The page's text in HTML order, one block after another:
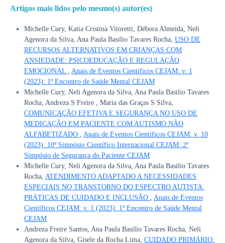
Artigos mais lidos pelo mesmo(s) autor(es)
Michelle Cury, Katia Cristina Vitoretti, Débora Almeida, Neli
Agenora da Silva, Ana Paula Basilio Tavares Rocha, USO DE
RECURSOS ALTERNATIVOS EM CRIANÇAS COM
ANSIEDADE: PSICOEDUCAÇÃO E REGULAÇÃO
EMOCIONAL
Anais de Eventos Científicos CEJAM: v. 1
(2023): 1º Encontro de Saúde Mental CEJAM
Michelle Cury, Neli Agenora da Silva, Ana Paula Basilio Tavares
Rocha, Andreza S Freire , Maria das Graças S Silva,
COMUNICAÇÃO EFETIVA E SEGURANÇA NO USO DE
MEDICAÇÃO EM PACIENTE COM AUTISMO NÃO
ALFABETIZADO
Anais de Eventos Científicos CEJAM: v. 10
(2023): 10º Simpósio Científico Internacional CEJAM: 2º
Simpósio de Segurança do Paciente CEJAM
Michelle Cury, Neli Agenora da Silva, Ana Paula Basilio Tavares
Rocha, ATENDIMENTO ADAPTADO A NECESSIDADES
ESPECIAIS NO TRANSTORNO DO ESPECTRO AUTISTA:
PRÁTICAS DE CUIDADO E INCLUSÃO
Anais de Eventos
Científicos CEJAM: v. 1 (2023): 1º Encontro de Saúde Mental
CEJAM
Andreza Freire Santos, Ana Paula Basilio Tavares Rocha, Neli
Agenora da Silva, Gisele da Rocha Lima, CUIDADO PRIMÁRIO: